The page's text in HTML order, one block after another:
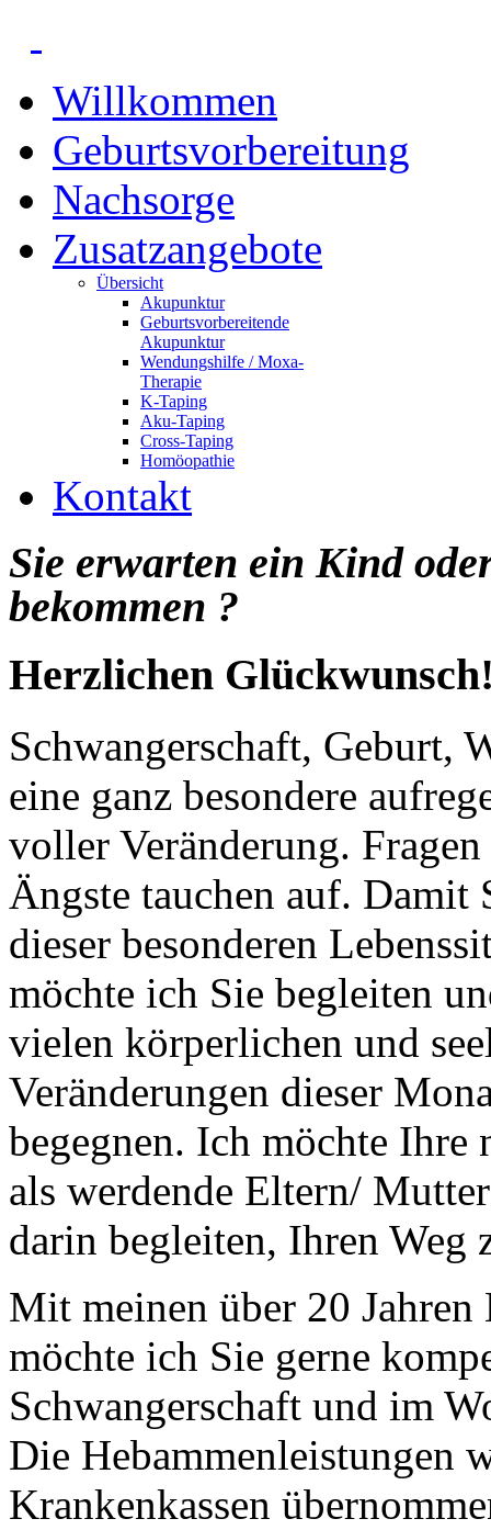
Willkommen
Geburtsvorbereitung
Nachsorge
Zusatzangebote
Übersicht
Akupunktur
Geburtsvorbereitende
Akupunktur
Wendungshilfe / Moxa-
Therapie
K-Taping
Aku-Taping
Cross-Taping
Homöopathie
Kontakt
Sie erwarten ein Kind
bekommen ?
Herzlichen
Schwangerschaft, Geburt,
eine ganz besondere
voller Veränderung.
Ängste tauchen auf. Damit
dieser besonderen
möchte ich Sie begleiten
vielen körperlichen und
Veränderungen dieser
begegnen. Ich möchte Ihre
als werdende Eltern/
darin begleiten, Ihren Weg
Mit meinen über 20 Jahren
möchte ich Sie gerne
Schwangerschaft und im
Die Hebammenleistungen
Krankenkassen